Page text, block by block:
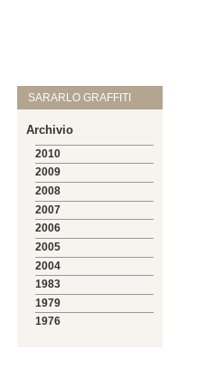
SARARLO GRAFFITI
Archivio
2010
2009
2008
2007
2006
2005
2004
1983
1979
1976